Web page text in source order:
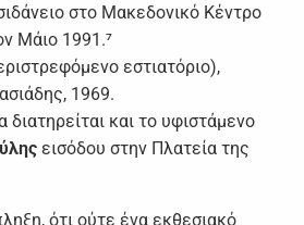
στο Μακεδονικό Κέντρο
Μάιο 1991.⁷
εστιατόριο),
1969.
διατηρείται και το υφιστάμενο
εισόδου στην Πλατεία της
ότι ούτε ένα εκθεσιακό